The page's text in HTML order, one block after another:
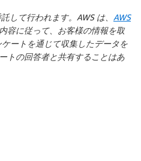
して行われます。AWS は、 AWS
容に従って、お客様の情報を取
ートを通じて収集したデータを
トの回答者と共有することはあ